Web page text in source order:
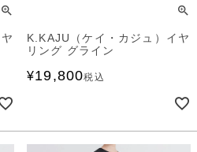
K.KAJU（ケイ・カジュ）イヤ
リング グライン
¥19,800税込